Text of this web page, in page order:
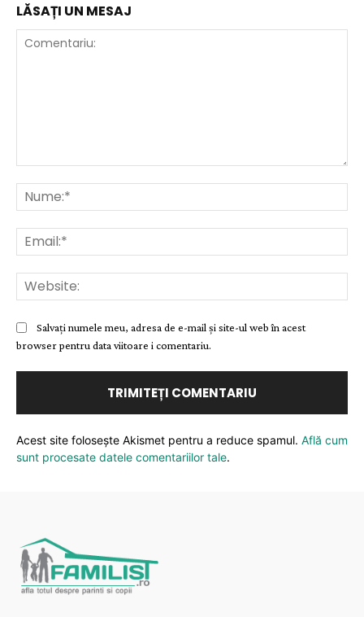
LĂSAȚI UN MESAJ
Salvați numele meu, adresa de e-mail și site-ul web în acest
browser pentru data viitoare i comentariu.
Acest site folosește Akismet pentru a reduce spamul. Află cum
sunt procesate datele comentariilor tale.